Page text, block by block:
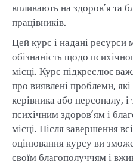
впливають на здоров’я та
працівників.
Цей курс і надані
обізнаність щодо
місці. Курс підкреслює
про виявлені проблеми,
керівника або персоналу,
психічним здоров’ям і
місці. Після завершення
оцінювання курсу ви
своїм благополуччям і